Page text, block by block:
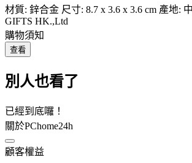
材質: 鋅合金 尺寸: 8.7 x 3.6 x 3.6 cm 產地:
GIFTS HK.,Ltd
購物須知
查看
別人也看了
已經到底囉！
關於PChome24h
顧客權益